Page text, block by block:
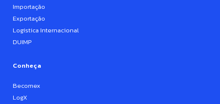
Importação
Exportação
Logística Internacional
DUIMP
Conheça
Becomex
LogX